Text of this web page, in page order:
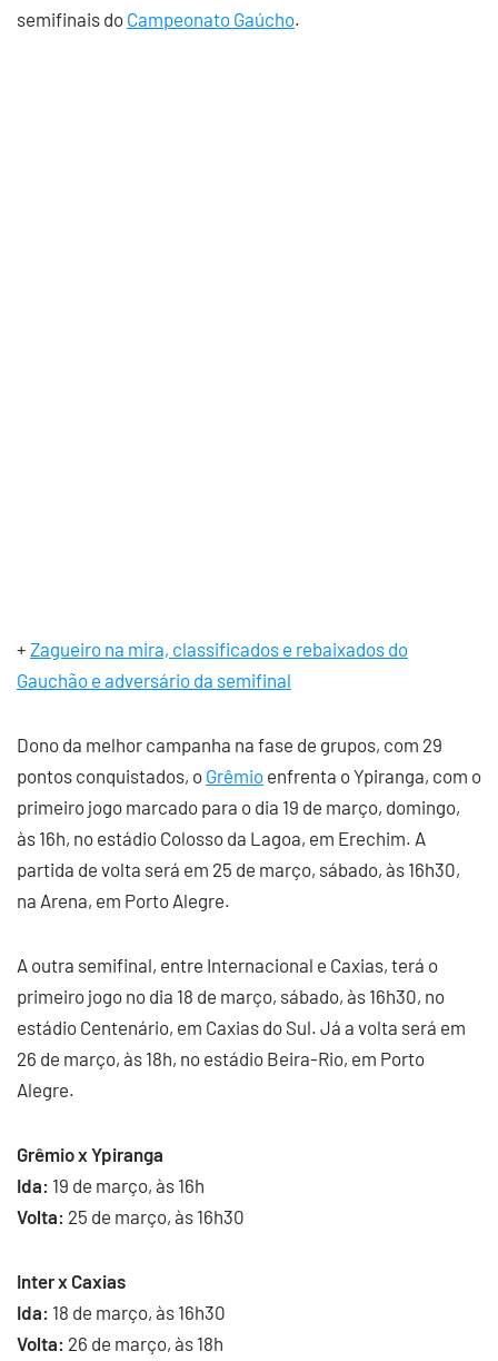
semifinais do Campeonato Gaúcho.
+ Zagueiro na mira, classificados e rebaixados do
Gauchão e adversário da semifinal
Dono da melhor campanha na fase de grupos, com 29
pontos conquistados, o Grêmio enfrenta o Ypiranga, com o
primeiro jogo marcado para o dia 19 de março, domingo,
às 16h, no estádio Colosso da Lagoa, em Erechim. A
partida de volta será em 25 de março, sábado, às 16h30,
na Arena, em Porto Alegre.
A outra semifinal, entre Internacional e Caxias, terá o
primeiro jogo no dia 18 de março, sábado, às 16h30, no
estádio Centenário, em Caxias do Sul. Já a volta será em
26 de março, às 18h, no estádio Beira-Rio, em Porto
Alegre.
Grêmio x Ypiranga
Ida: 19 de março, às 16h
Volta: 25 de março, às 16h30
Inter x Caxias
Ida: 18 de março, às 16h30
Volta: 26 de março, às 18h